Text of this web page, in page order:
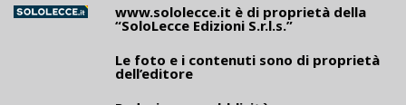
www.sololecce.it è di proprietà della
“SoloLecce Edizioni S.r.l.s.”
Le foto e i contenuti sono di proprietà
dell’editore